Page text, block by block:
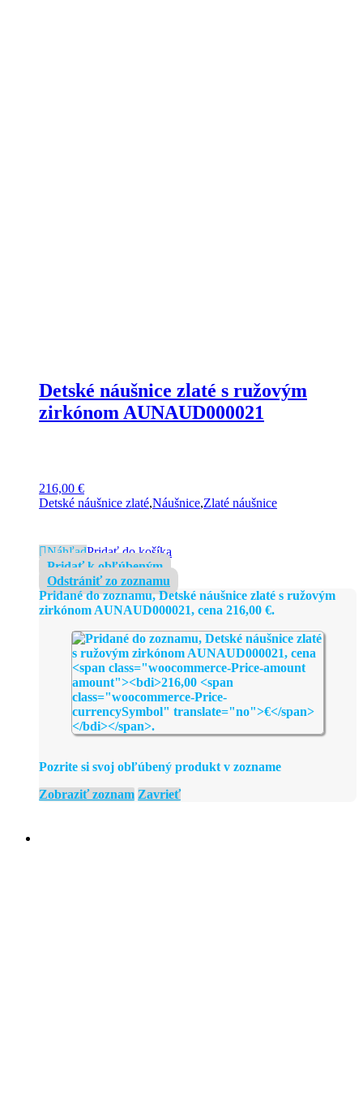
Detské náušnice zlaté s ružovým
zirkónom AUNAUD000021
216,00 €
Detské náušnice zlaté,Náušnice,Zlaté náušnice
NáhľadPridať do košíka
Pridať k obľúbeným
Odstrániť zo zoznamu
Pridané do zoznamu, Detské náušnice zlaté s ružovým
zirkónom AUNAUD000021, cena 216,00 €.
Pozrite si svoj obľúbený produkt v zozname
Zobraziť zoznam Zavrieť